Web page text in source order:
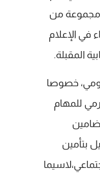
مجموعة من
في الإعلام
المقبلة.
خصوصا
للمهام
بتأمين